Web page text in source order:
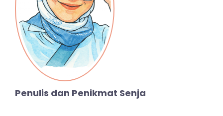
Penulis dan Penikmat Senja